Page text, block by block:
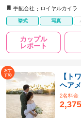
手配会社 ロイヤルカイラ
挙式 写真
カップル
レポート
【ト
ヘア
2名料金